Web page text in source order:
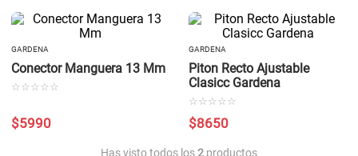
GARDENA
Conector Manguera 13 Mm
☆ ☆ ☆ ☆ ☆
$5990
GARDENA
Piton Recto Ajustable
Clasicc Gardena
☆ ☆ ☆ ☆ ☆
$8650
Has visto todos los2 productos